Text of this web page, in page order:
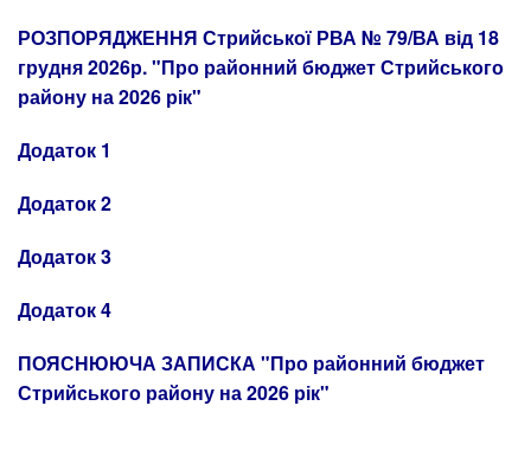
РОЗПОРЯДЖЕННЯ Стрийської РВА № 79/ВА від 18
грудня 2026р. "Про районний бюджет Стрийського
району на 2026 рік"
Додаток 1
Додаток 2
Додаток 3
Додаток 4
ПОЯСНЮЮЧА ЗАПИСКА "Про районний бюджет
Стрийського району на 2026 рік"